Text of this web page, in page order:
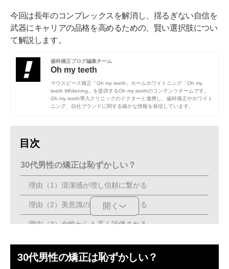
今回は長年のコンプレックスを解消し、揺るぎない自信を
武器にキャリアの品格を高めるための、賢い選択肢につい
て解説します。
歯科矯正ブログ編集チーム
Oh my teeth
マウスピース矯正「Oh my teeth」ホームホワイトニング「Oh my
teeth Whitening」を提供するOh my teethのコンテンツチームです。
Oh my teeth導入クリニックのドクターと連携し、歯科矯正やホワイト
ニング、自社ブランドに関する確かな情報を発信しています。
目次
30代男性の矯正は恥ずかしい？
理由（1）清潔感が増し信頼に繋がる
理由（2）美意識の高い印象を与える
理由（3）女性からも高く評価される
30代男性が矯正を行うメリット
メリット（1）第一印象が劇的に向上する
開く
30代男性の矯正は恥ずかしい？